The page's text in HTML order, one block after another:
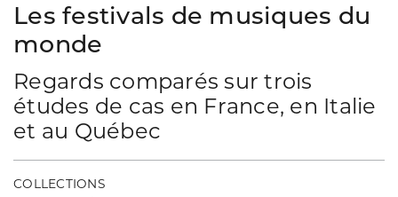
Les festivals de musiques du
monde
Regards comparés sur trois
études de cas en France, en Italie
et au Québec
COLLECTIONS